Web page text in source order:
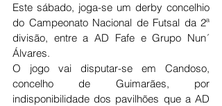
Este sábado, joga-se um derby concelhio
do Campeonato Nacional de Futsal da 2ª
divisão, entre a AD Fafe e Grupo Nun´
Álvares.
O jogo vai disputar-se em Candoso,
concelho de Guimarães, por
indisponibilidade dos pavilhões que a AD